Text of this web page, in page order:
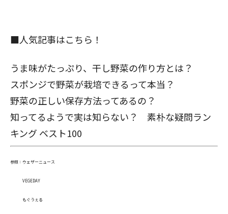
■人気記事はこちら！
うま味がたっぷり、干し野菜の作り方とは？
スポンジで野菜が栽培できるって本当？
野菜の正しい保存方法ってあるの？
知ってるようで実は知らない？ 素朴な疑問ラン
キング ベスト100
参照： ウェザーニュース
VEGEDAY
もぐうぇる